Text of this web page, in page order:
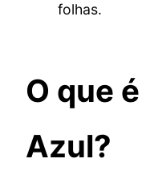
folhas.
O que
Azul?